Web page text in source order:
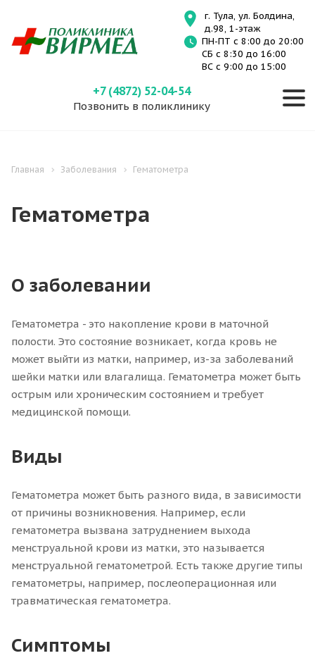
г. Тула, ул. Болдина,
д.98, 1-этаж
ПН-ПТ с 8:00 до 20:00
СБ с 8:30 до 16:00
ВС с 9:00 до 15:00
+7 (4872) 52-04-54
Позвонить в поликлинику
Главная Заболевания Гематометра
Гематометра
О заболевании
Гематометра - это накопление крови в маточной
полости. Это состояние возникает, когда кровь не
может выйти из матки, например, из-за заболеваний
шейки матки или влагалища. Гематометра может быть
острым или хроническим состоянием и требует
медицинской помощи.
Виды
Гематометра может быть разного вида, в зависимости
от причины возникновения. Например, если
гематометра вызвана затруднением выхода
менструальной крови из матки, это называется
менструальной гематометрой. Есть также другие типы
гематометры, например, послеоперационная или
травматическая гематометра.
Симптомы